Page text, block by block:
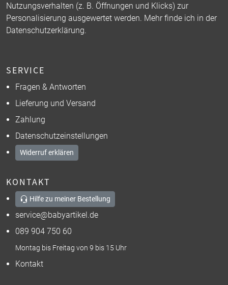
Nutzungsverhalten (z. B. Öffnungen und Klicks) zur
Personalisierung ausgewertet werden. Mehr finde ich in der
Datenschutzerklärung.
SERVICE
Fragen & Antworten
Lieferung und Versand
Zahlung
Datenschutzeinstellungen
Widerruf erklären
KONTAKT
Hilfe zu meiner Bestellung
service@babyartikel.de
089 904 750 60
Montag bis Freitag von 9 bis 15 Uhr
Kontakt